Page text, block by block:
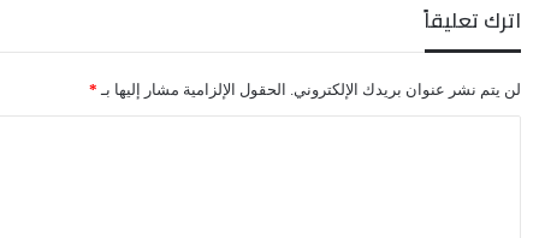
اترك تعليقاً
لن يتم نشر عنوان بريدك الإلكتروني. الحقول الإلزامية مشار إليها بـ *